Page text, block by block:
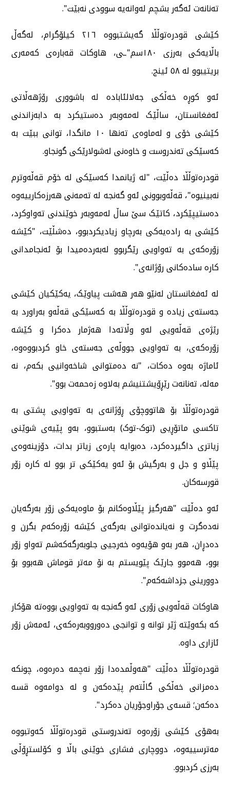
تەنانەت ئەگەر بشچم لەوانەیە سوودی نەبێت".
کێشی قودرەتوڵڵا گەیشتبووە ٢١٦ کیلۆگرام، لەگەڵ
باڵایەکی بەرزی ١٨٠سم"ـی، هاوکات قەبارەی کەمەری
بریتیبوو لە ٥٨ ئینج.
ئەو کوڕە خەڵکی جەلالئابادە لە باشووری رۆژهەڵاتی
ئەفغانستان، ساڵێک لەمەوبەر دەستیکرد بە دابەزاندنی
کێشی خۆی و لەماوەی تەنها ١٠ مانگدا، توانی ببێت بە
کەسێکی تەندروست و خاوەنی لەشولارێکی گونجاو.
قودرەتوڵڵا دەڵێت، "لە ژیانمدا کەسێکی لە خۆم قەڵەوترم
نەبینیوە"، قەڵەوبوونی ئەو گەنجە لە تەمەنی هەرزەکارییەوە
دەستیپێکرد، کاتێک سێ ساڵ لەمەوبەر خوێندنی تەواوکرد،
کێشی بە رادەیەکی بەرچاو زیادیکردبوو، دەشڵێت، "کێشە
زۆرەکەی بە تەواویی رێگربوو لەبەردەمیدا بۆ ئەنجامدانی
کارە سادەکانی رۆژانەی".
لە ئەفغانستان لەنێو هەر هەشت پیاوێک، یەکێکیان کێشی
جەستەی زیادە و قودرەتوڵڵا بە کەسێکی قەڵەو بەراورد بە
رێژەی قەڵەویی لەو وڵاتەدا هەژمار دەکرا و کێشە
زۆرەکەی، بە تەواویی جووڵەی جەستەی خاو کردبووەوە،
ئاماژە بەوە دەکات، "نە دەمتوانی شاخەوانیی بکەم، نە
مەلە، تەنانەت رێڕۆیشتنیشم بەلاوە زەحمەت بوو".
قودرەتوڵڵا بۆ هاتووچۆی ڕۆژانەی بە تەواویی پشتی بە
تاکسی ماتۆڕیی (توک-توک) بەستبوو، بەو پێیەی شوێنی
زیاتری داگیردەکرد، دەبوایە پارەی زیاتر بدات، دۆزینەوەی
پێڵاو و جل و بەرگیش بۆ ئەو یەکێکی تر بوو لە کارە زۆر
قورسەکان.
ئەو دەڵێت "هەرگیز پێڵاوەکانم بۆ ماوەیەکی زۆر بەرگەیان
نەدەگرت و نەیاندەتوانی بەرگەی کێشە زۆرەکەم بگرن و
دەدڕان، هەر بەو هۆیەوە خەرجیی جلوبەرگەکەشم تەواو زۆر
بوو، هەموو جارێک پێویستم بە نۆ مەتر قوماش هەبوو بۆ
دوورینی جزداشەکەم".
هاوکات قەڵەویی زۆری ئەو گەنجە بە تەواویی بووەتە هۆکار
کە بکەوێتە ژێر توانە و توانجی دەورووبەرەکەی، ئەمەش زۆر
ئازاری داوە.
قودرەتوڵڵا دەڵێت "هەوڵمدەدا زۆر نەچمە دەرەوە، چونکە
دەمزانی خەڵکی گاڵتەم پێدەکەن و لە دوامەوە قسە
دەکەن؛ قسەی جۆراوجۆریان دەکرد".
بەهۆی کێشی زۆرەوە تەندروستی قودرەتوڵڵا کەوتبووە
مەترسییەوە، دووچاری فشاری خوێنی باڵا و کۆلستڕۆڵی
بەرزی کردبوو.